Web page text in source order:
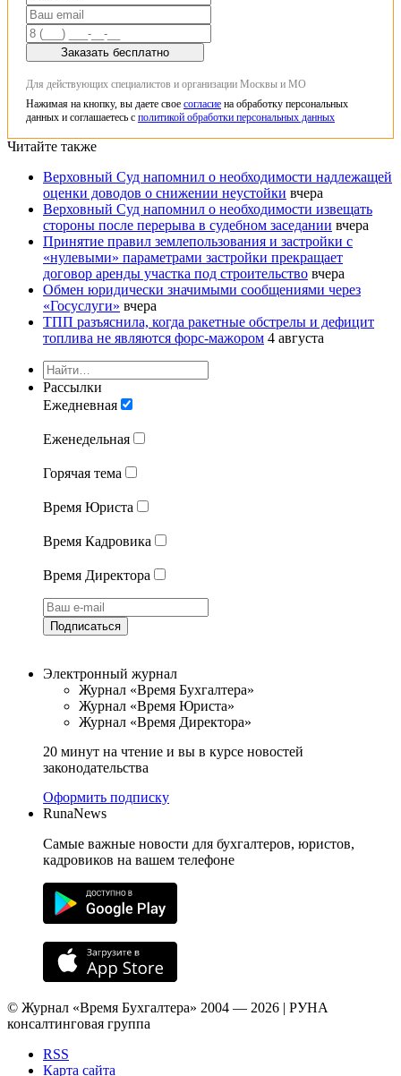
Заказать бесплатно
Для действующих специалистов и организации Москвы и МО
Нажимая на кнопку, вы даете свое согласие на обработку персональных
данных и соглашаетесь с политикой обработки персональных данных
Читайте также
Верховный Суд напомнил о необходимости надлежащей
оценки доводов о снижении неустойки вчера
Верховный Суд напомнил о необходимости извещать
стороны после перерыва в судебном заседании вчера
Принятие правил землепользования и застройки с
«нулевыми» параметрами застройки прекращает
договор аренды участка под строительство вчера
Обмен юридически значимыми сообщениями через
«Госуслуги» вчера
ТПП разъяснила, когда ракетные обстрелы и дефицит
топлива не являются форс-мажором 4 августа
Рассылки
Ежедневная
Еженедельная
Горячая тема
Время Юриста
Время Кадровика
Время Директора
Подписаться
Электронный журнал
Журнал «Время Бухгалтера»
Журнал «Время Юриста»
Журнал «Время Директора»
20 минут на чтение и вы в курсе новостей
законодательства
Оформить подписку
RunaNews
Самые важные новости для бухгалтеров, юристов,
кадровиков на вашем телефоне
© Журнал «Время Бухгалтера» 2004 — 2026 | РУНА
консалтинговая группа
RSS
Карта сайта